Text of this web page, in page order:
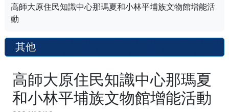
高師大原住民知識中心那瑪夏和小林平埔族文物館增能活
動
其他
高師大原住民知識中心那瑪夏
和小林平埔族文物館增能活動